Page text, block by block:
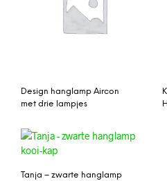
Design hanglamp Aircon
met drie lampjes
Tanja – zwarte hanglamp